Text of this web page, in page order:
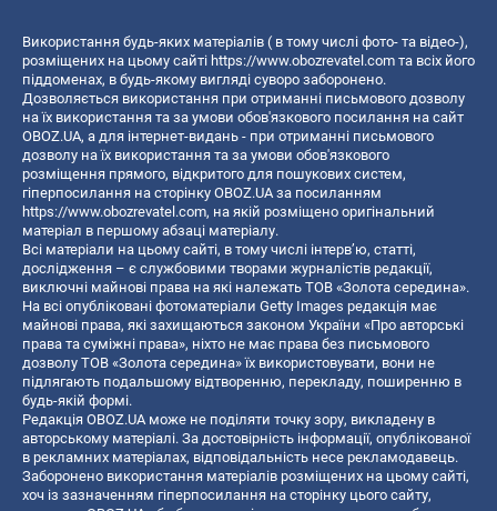
Використання будь-яких матеріалів ( в тому числі фото- та відео-),
розміщених на цьому сайті https://www.obozrevatel.com та всіх його
піддоменах, в будь-якому вигляді суворо заборонено.
Дозволяється використання при отриманні письмового дозволу
на їх використання та за умови обов'язкового посилання на сайт
OBOZ.UA, а для інтернет-видань - при отриманні письмового
дозволу на їх використання та за умови обов'язкового
розміщення прямого, відкритого для пошукових систем,
гіперпосилання на сторінку OBOZ.UA за посиланням
https://www.obozrevatel.com, на якій розміщено оригінальний
матеріал в першому абзаці матеріалу.
Всі матеріали на цьому сайті, в тому числі інтерв’ю, статті,
дослідження – є службовими творами журналістів редакції,
виключні майнові права на які належать ТОВ «Золота середина».
На всі опубліковані фотоматеріали Getty Images редакція має
майнові права, які захищаються законом України «Про авторські
права та суміжні права», ніхто не має права без письмового
дозволу ТОВ «Золота середина» їх використовувати, вони не
підлягають подальшому відтворенню, перекладу, поширенню в
будь-якій формі.
Редакція OBOZ.UA може не поділяти точку зору, викладену в
авторському матеріалі. За достовірність інформації, опублікованої
в рекламних матеріалах, відповідальність несе рекламодавець.
Заборонено використання матеріалів розміщених на цьому сайті,
хоч із зазначенням гіперпосилання на сторінку цього сайту,